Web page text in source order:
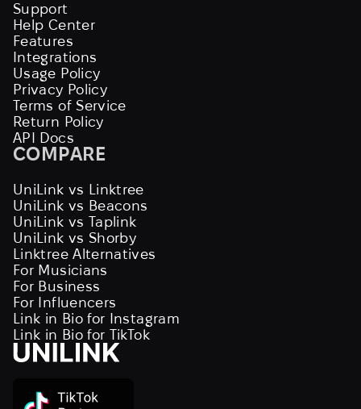
Support
Help Center
Features
Integrations
Usage Policy
Privacy Policy
Terms of Service
Return Policy
API Docs
COMPARE
UniLink vs Linktree
UniLink vs Beacons
UniLink vs Taplink
UniLink vs Shorby
Linktree Alternatives
For Musicians
For Business
For Influencers
Link in Bio for Instagram
Link in Bio for TikTok